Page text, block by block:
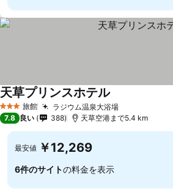
3 ホテルのランク
旅館 ラジウム温泉大浴場
天草プリンスホテル
7.8 良い 388 天草空港まで5.4 km
最安値 ￥12,269
6件のサイトの料金を表示